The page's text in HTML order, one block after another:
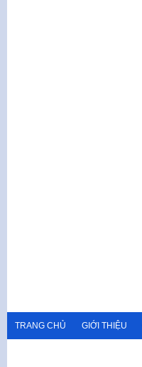
TRANG CHỦ GIỚI THIỆU